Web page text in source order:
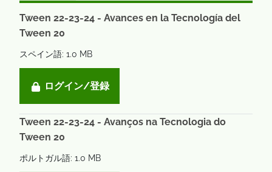
Tween 22-23-24 - Avances en la Tecnología del
Tween 20
スペイン語: 1.0 MB
ログイン/登録
Tween 22-23-24 - Avanços na Tecnologia do
Tween 20
ポルトガル語: 1.0 MB